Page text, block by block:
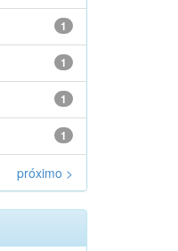
1
1
1
1
próximo >